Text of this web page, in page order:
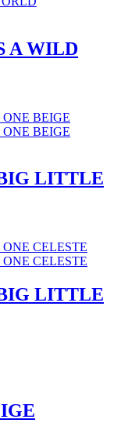
A WILD
LITTLE
LITTLE